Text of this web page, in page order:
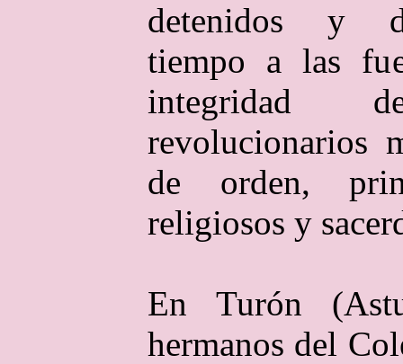
detenidos y
tiempo a las
integridad
revolucionarios
de orden,
religiosos y
En Turón
hermanos del